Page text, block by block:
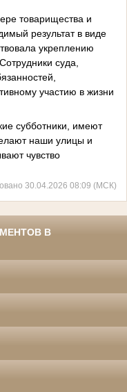
товарищества и
результат в виде
укреплению
суда,
участию в жизни
субботники, имеют
наши улицы и
чувство
30.04.2026 08:09 (МСК)
В